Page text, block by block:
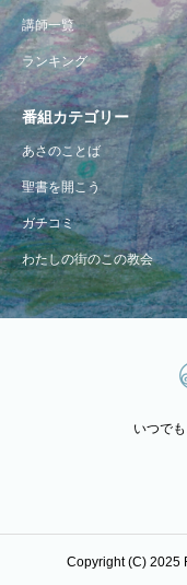
講師一覧
ランキング
番組カテゴリー
あさのことば
聖書を開こう
ガチコミ
わたしの街のこの教会
いつで
Copyright (C) 2025